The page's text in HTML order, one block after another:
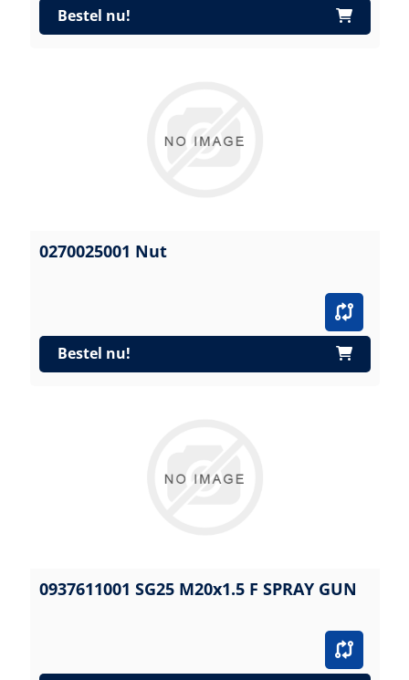
Bestel nu!
0270025001 Nut
Bestel nu!
0937611001 SG25 M20x1.5 F SPRAY GUN